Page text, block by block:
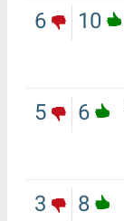
10
6
6
5
8
3